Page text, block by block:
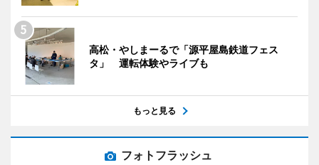
高松・やしまーるで「源平屋島鉄道フェス
タ」 運転体験やライブも
もっと見る
フォトフラッシュ